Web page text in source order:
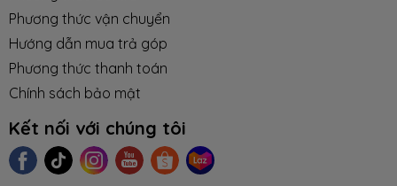
Phương thức vận chuyển
Hướng dẫn mua trả góp
Phương thức thanh toán
Chính sách bảo mật
Kết nối với chúng tôi